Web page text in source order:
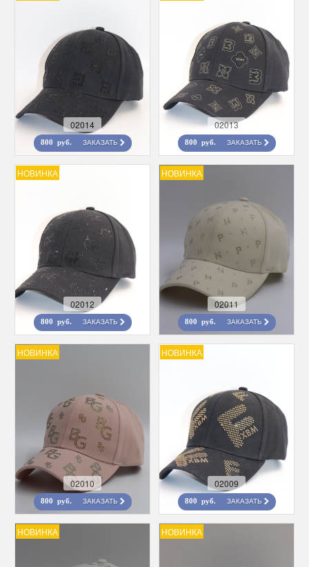
02014
800 руб. ЗАКАЗАТЬ
02013
800 руб. ЗАКАЗАТЬ
НОВИНКА
02012
800 руб. ЗАКАЗАТЬ
НОВИНКА
02011
800 руб. ЗАКАЗАТЬ
НОВИНКА
02010
800 руб. ЗАКАЗАТЬ
НОВИНКА
02009
800 руб. ЗАКАЗАТЬ
НОВИНКА НОВИНКА